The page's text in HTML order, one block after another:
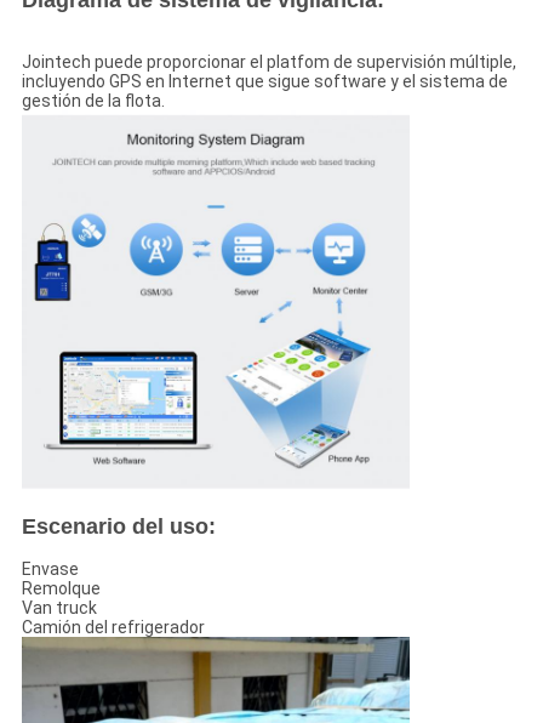
Jointech puede proporcionar el platfom de supervisión múltiple,
incluyendo GPS en Internet que sigue software y el sistema de
gestión de la flota.
Escenario del uso:
Envase
Remolque
Van truck
Camión del refrigerador